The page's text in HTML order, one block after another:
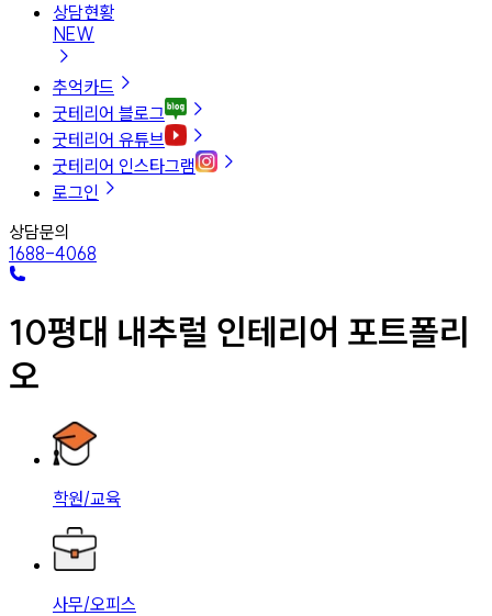
상담현황
NEW
추억카드
굿테리어 블로그
굿테리어 유튜브
굿테리어 인스타그램
로그인
상담문의
1688-4068
10평대 내추럴 인테리어 포트폴리
오
학원/교육
사무/오피스